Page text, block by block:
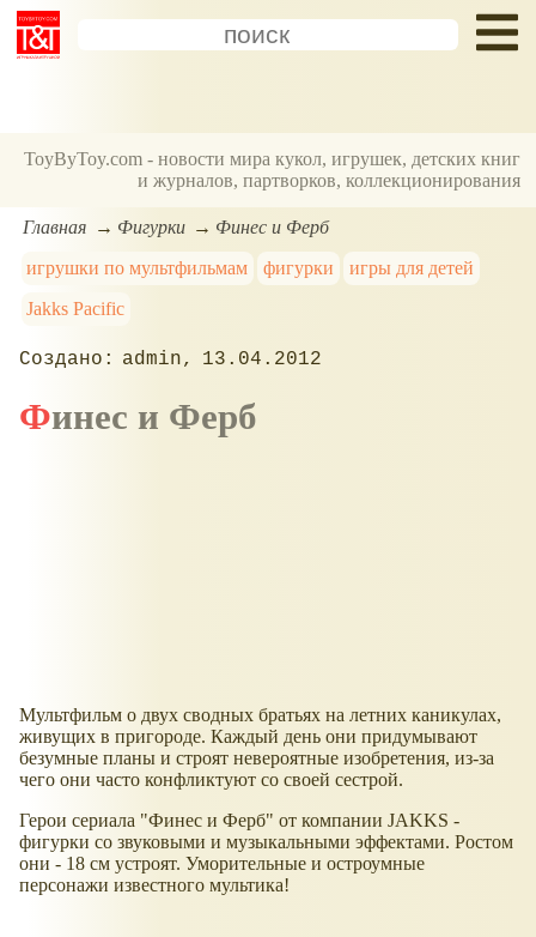
ToyByToy.com - новости мира кукол, игрушек, детских книг
и журналов, партворков, коллекционирования
Главная Фигурки
Финес и Ферб
игрушки по мультфильмам
фигурки
игры для детей
Jakks Pacific
admin 13.04.2012
Финес и Ферб
Мультфильм о двух сводных братьях на летних каникулах,
живущих в пригороде. Каждый день они придумывают
безумные планы и строят невероятные изобретения, из-за
чего они часто конфликтуют со своей сестрой.
Герои сериала "Финес и Ферб" от компании JAKKS -
фигурки со звуковыми и музыкальными эффектами. Ростом
они - 18 см устроят. Уморительные и остроумные
персонажи известного мультика!